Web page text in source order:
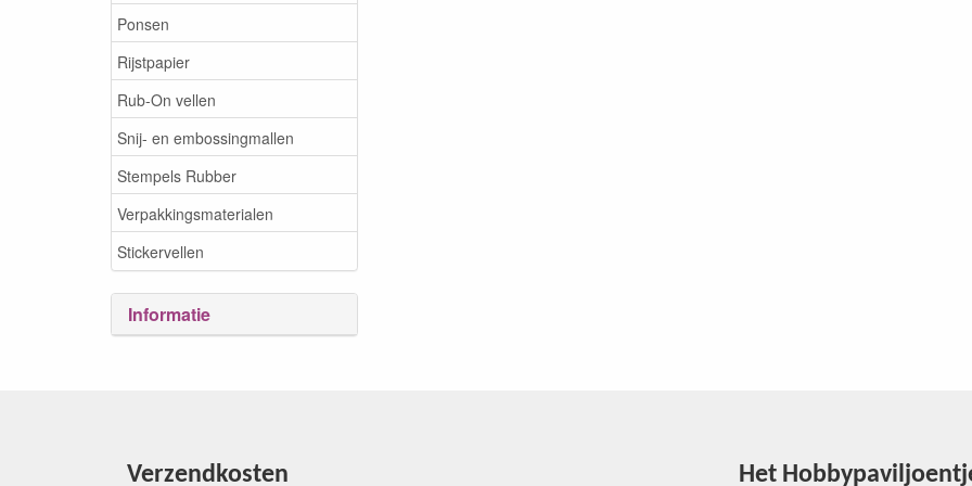
Ponsen
Rijstpapier
Rub-On vellen
Snij- en embossingmallen
Stempels Rubber
Verpakkingsmaterialen
Stickervellen
Informatie
Verzendkosten Het